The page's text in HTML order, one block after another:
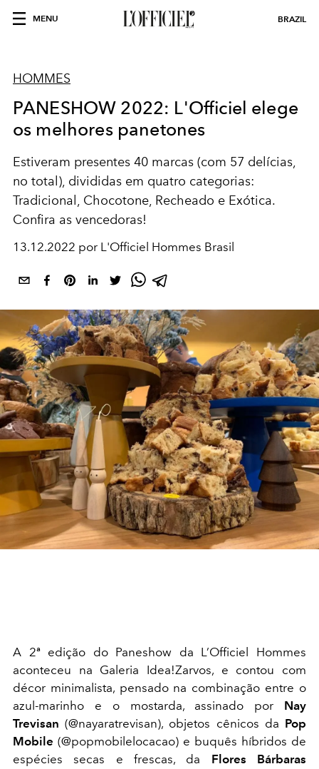
MENU BRAZIL
HOMMES
PANESHOW 2022: L'Officiel elege
os melhores panetones
Estiveram presentes 40 marcas (com 57 delícias,
no total), divididas em quatro categorias:
Tradicional, Chocotone, Recheado e Exótica.
Confira as vencedoras!
13.12.2022 por L'Officiel Hommes Brasil
A 2ª edição do Paneshow da L’Officiel Hommes
aconteceu na Galeria Idea!Zarvos, e contou com
décor minimalista, pensado na combinação entre o
azul-marinho e o mostarda, assinado por Nay
Trevisan (@nayaratrevisan), objetos cênicos da Pop
Mobile (@popmobilelocacao) e buquês híbridos de
espécies secas e frescas, da Flores Bárbaras